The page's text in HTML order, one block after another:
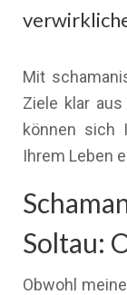
Mit
Ziele klar
können sich
Ihrem Leben
Soltau:
Obwohl